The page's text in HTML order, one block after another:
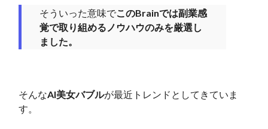
そういった意味でこのBrainでは副業感
覚で取り組めるノウハウのみを厳選し
ました。
そんなAI美女バブルが最近トレンドとしてきていま
す。